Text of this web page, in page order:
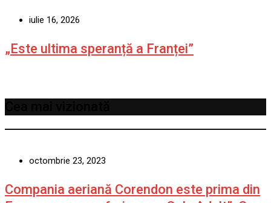
iulie 16, 2026
„Este ultima speranță a Franței”
octombrie 23, 2023
Compania aeriană Corendon este prima din